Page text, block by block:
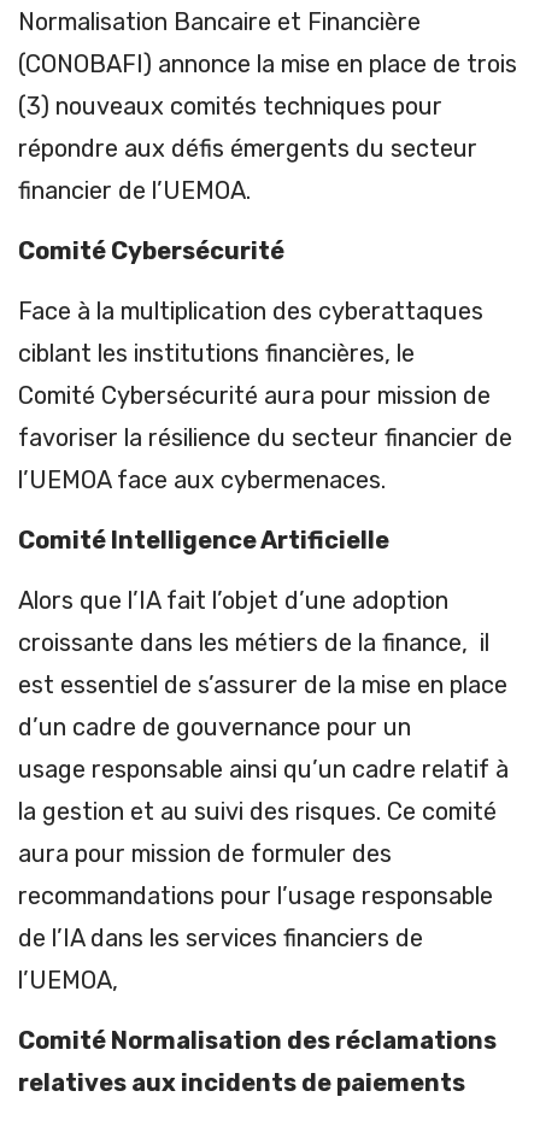
Normalisation Bancaire et Financière
(CONOBAFI) annonce la mise en place de trois
(3) nouveaux comités techniques pour
répondre aux défis émergents du secteur
financier de l’UEMOA.
Comité Cybersécurité
Face à la multiplication des cyberattaques
ciblant les institutions financières, le
Comité Cybersécurité aura pour mission de
favoriser la résilience du secteur financier de
l’UEMOA face aux cybermenaces.
Comité Intelligence Artificielle
Alors que l’IA fait l’objet d’une adoption
croissante dans les métiers de la finance, il
est essentiel de s’assurer de la mise en place
d’un cadre de gouvernance pour un
usage responsable ainsi qu’un cadre relatif à
la gestion et au suivi des risques. Ce comité
aura pour mission de formuler des
recommandations pour l’usage responsable
de l’IA dans les services financiers de
l’UEMOA,
Comité Normalisation des réclamations
relatives aux incidents de paiements